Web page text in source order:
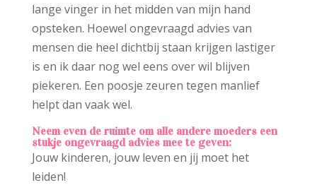
lange vinger in het midden van mijn hand
opsteken. Hoewel ongevraagd advies van
mensen die heel dichtbij staan krijgen lastiger
is en ik daar nog wel eens over wil blijven
piekeren. Een poosje zeuren tegen manlief
helpt dan vaak wel.
Neem even de ruimte om alle andere moeders een
stukje ongevraagd advies mee te geven:
Jouw kinderen, jouw leven en jij moet het
leiden!